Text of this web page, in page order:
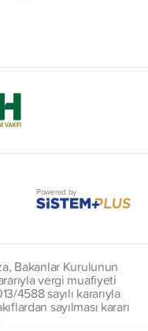
Powered by
Bakanlar Kurulunun
vergi muafiyeti
4588 sayılı kararıyla
sayılması kararı